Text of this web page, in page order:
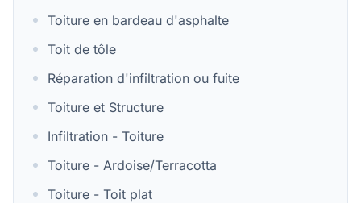
Toiture en bardeau d'asphalte
Toit de tôle
Réparation d'infiltration ou fuite
Toiture et Structure
Infiltration - Toiture
Toiture - Ardoise/Terracotta
Toiture - Toit plat